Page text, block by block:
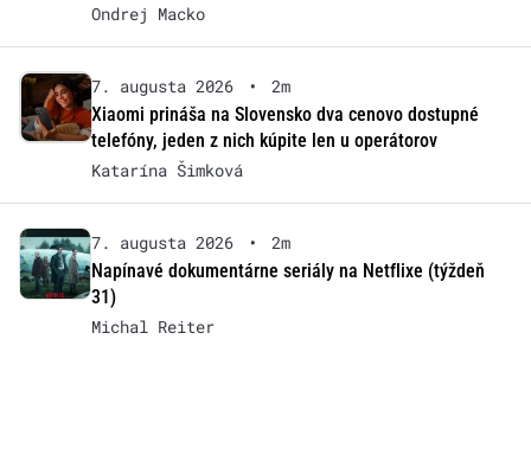
Ondrej Macko
7. augusta 2026 •
2m
Xiaomi prináša na Slovensko dva cenovo dostupné
telefóny, jeden z nich kúpite len u operátorov
Katarína Šimková
7. augusta 2026 •
2m
Napínavé dokumentárne seriály na Netflixe (týždeň
31)
Michal Reiter